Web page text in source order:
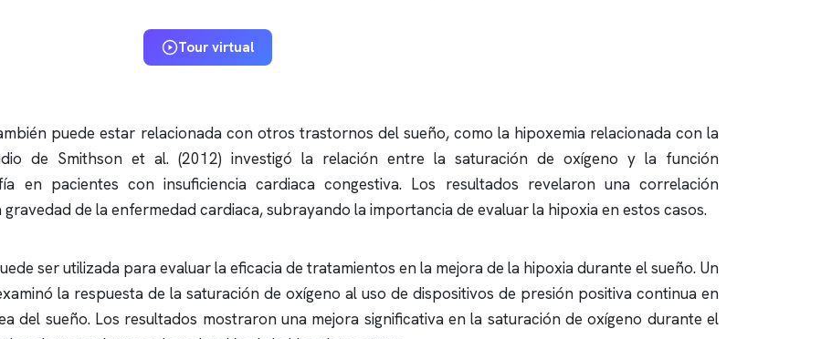
Tour virtual
puede estar relacionada con otros trastornos del sueño, como la hipoxemia relacionada con la
de Smithson et al. (2012) investigó la relación entre la saturación de oxígeno y la función
en pacientes con insuficiencia cardiaca congestiva. Los resultados revelaron una correlación
de la enfermedad cardiaca, subrayando la importancia de evaluar la hipoxia en estos casos.
ser utilizada para evaluar la eficacia de tratamientos en la mejora de la hipoxia durante el sueño. Un
la respuesta de la saturación de oxígeno al uso de dispositivos de presión positiva continua en
del sueño. Los resultados mostraron una mejora significativa en la saturación de oxígeno durante el